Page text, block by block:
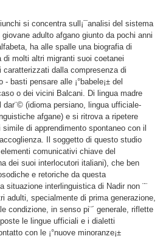
si concentra sull¡¯analisi del sistema
adulto afgano giunto da pochi anni
ha alle spalle una biografia di
di molti altri migranti suoi coetanei
dalla compresenza di
basti pensare alle ¡°babele¡± del
o dei vicini Balcani. Di lingua madre
(idioma persiano, lingua ufficiale-
afgane) e si ritrova a ripetere
di apprendimento spontaneo con il
Il soggetto di questo studio
comunicativi chiave del
dei suoi interlocutori italiani), che ben
e retoriche da questa
situazione interlinguistica di Nadir non ¨¨
adulti, specialmente di prima generazione,
condizione, in senso pi¨´ generale, riflette
le lingue ufficiali e i dialetti
con le ¡°nuove minoranze¡±